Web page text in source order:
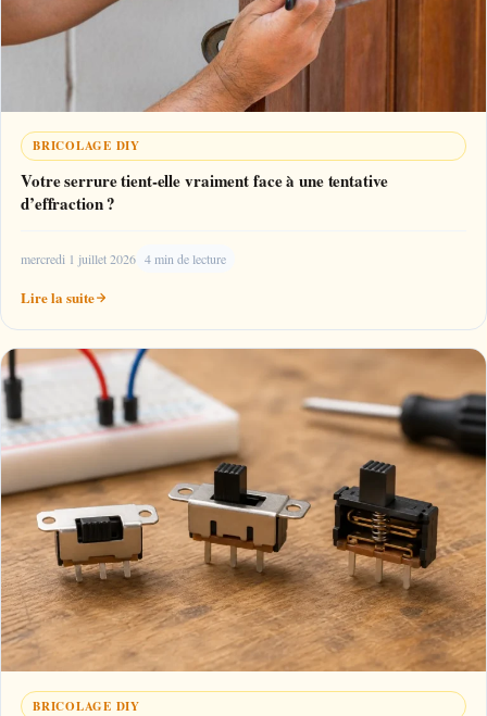
BRICOLAGE DIY
Votre serrure tient-elle vraiment face à une tentative
d’effraction ?
mercredi 1 juillet 2026 4 min de lecture
Lire la suite
BRICOLAGE DIY